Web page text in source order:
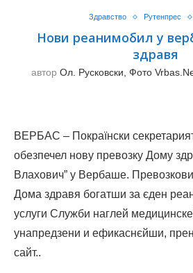
Здравство Рутенпрес
Нови реанимобил у
здравя
автор Ол. Русковски, Фото
ВЕРБАС – Покраїнски
обезпечел нову превозку Дому
Влахович” у Вербаше.
Дома здравя богатши за єден
услуги Служби наглей
унапредзени и ефикаснєйши,
сайт..